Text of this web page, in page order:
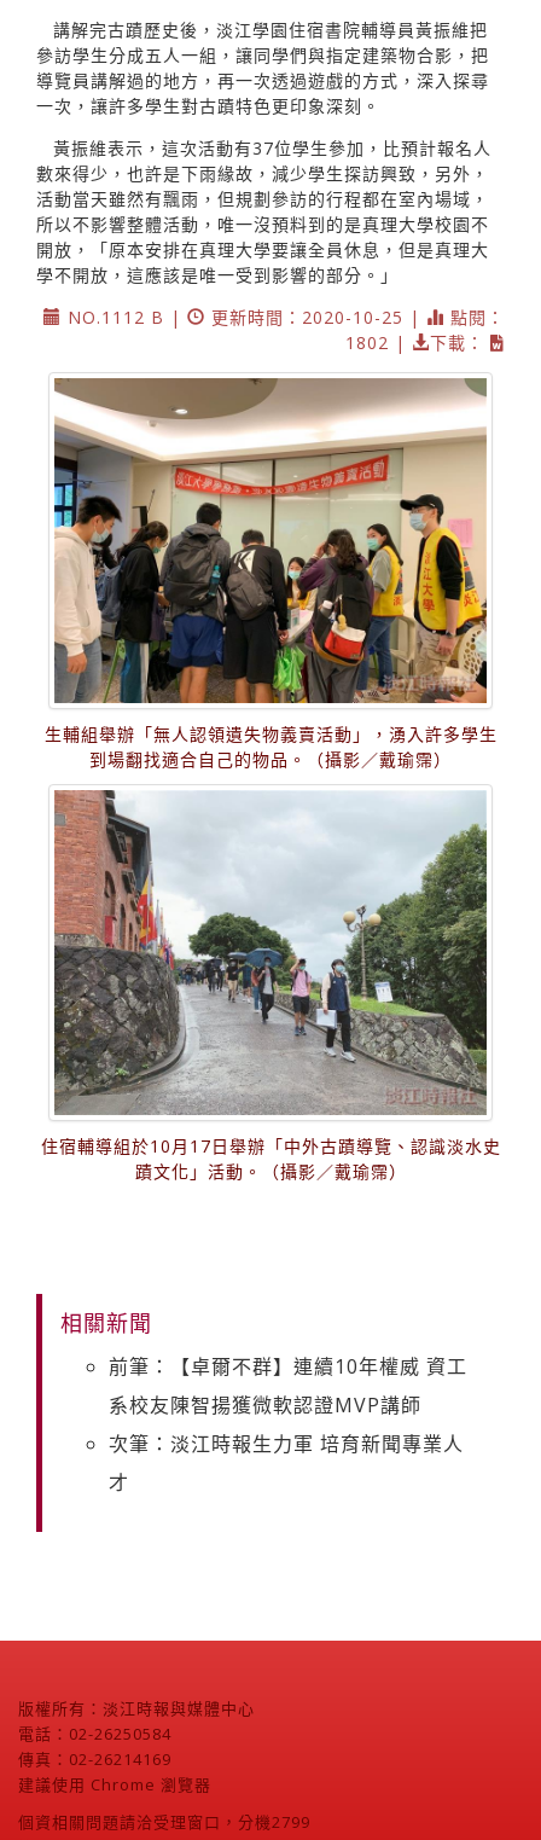
講解完古蹟歷史後，淡江學園住宿書院輔導員黃振維把
參訪學生分成五人一組，讓同學們與指定建築物合影，把
導覽員講解過的地方，再一次透過遊戲的方式，深入探尋
一次，讓許多學生對古蹟特色更印象深刻。
黃振維表示，這次活動有37位學生參加，比預計報名人
數來得少，也許是下雨緣故，減少學生探訪興致，另外，
活動當天雖然有飄雨，但規劃參訪的行程都在室內場域，
所以不影響整體活動，唯一沒預料到的是真理大學校園不
開放，「原本安排在真理大學要讓全員休息，但是真理大
學不開放，這應該是唯一受到影響的部分。」
NO.1112 B |
更新時間：2020-10-25 |
點閱：
1802 |
下載：
生輔組舉辦「無人認領遺失物義賣活動」，湧入許多學生
到場翻找適合自己的物品。（攝影／戴瑜霈）
住宿輔導組於10月17日舉辦「中外古蹟導覽、認識淡水史
蹟文化」活動。（攝影／戴瑜霈）
相關新聞
前筆：【卓爾不群】連續10年權威 資工
系校友陳智揚獲微軟認證MVP講師
次筆：淡江時報生力軍 培育新聞專業人
才
版權所有：淡江時報與媒體中心
電話：02-26250584
傳真：02-26214169
建議使用 Chrome 瀏覽器
個資相關問題請洽受理窗口，分機2799